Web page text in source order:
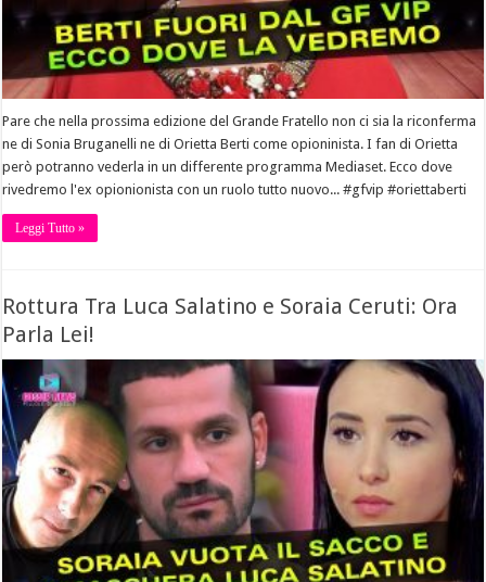
Pare che nella prossima edizione del Grande Fratello non ci sia la riconferma
ne di Sonia Bruganelli ne di Orietta Berti come opioninista. I fan di Orietta
però potranno vederla in un differente programma Mediaset. Ecco dove
rivedremo l'ex opionionista con un ruolo tutto nuovo... #gfvip #oriettaberti
Leggi Tutto »
Rottura Tra Luca Salatino e Soraia Ceruti: Ora
Parla Lei!